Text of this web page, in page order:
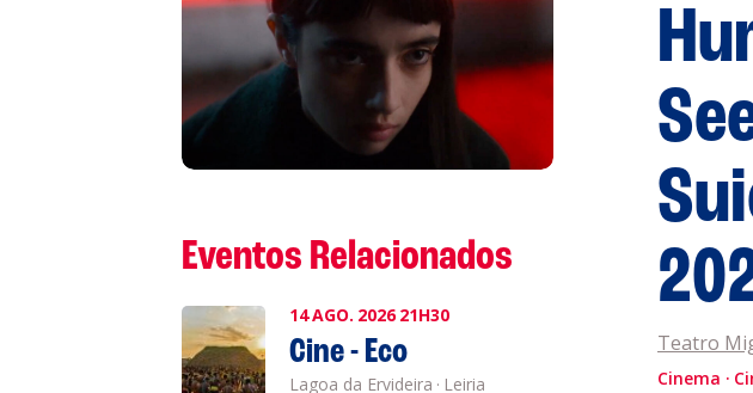
Agenda
Sobre a
Promotores
Teatro
Cinema
Eventos Relacionados
14AGO. 202621H30
Cine - Eco
Lagoa da Ervideira · Leiria
Gravar